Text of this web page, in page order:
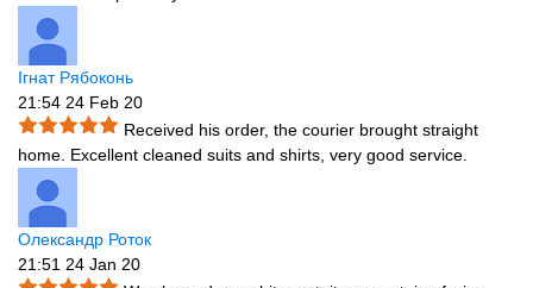
Ігнат Рябоконь
21:54 24 Feb 20
Received his order, the courier brought straight
home. Excellent cleaned suits and shirts, very good service.
Олександр Роток
21:51 24 Jan 20